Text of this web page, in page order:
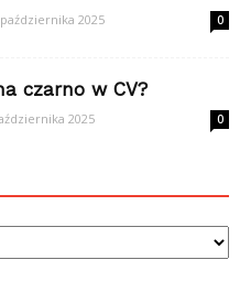
2025 0
czarno w CV?
2025 0